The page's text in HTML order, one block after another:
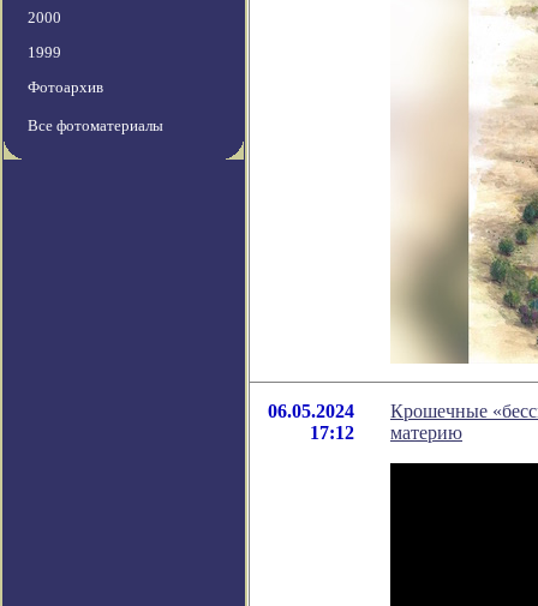
2000
1999
Фотоархив
Все фотоматериалы
06.05.2024
17:12
Крошечные
материю